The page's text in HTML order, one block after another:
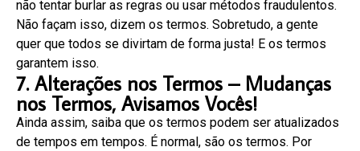
não tentar burlar as regras ou usar métodos fraudulentos.
Não façam isso, dizem os termos. Sobretudo, a gente
quer que todos se divirtam de forma justa! E os termos
garantem isso.
7. Alterações nos Termos – Mudanças
nos Termos, Avisamos Vocês!
Ainda assim, saiba que os termos podem ser atualizados
de tempos em tempos. É normal, são os termos. Por